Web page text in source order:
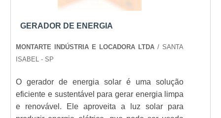
equipamento ideal até a manutenção preventiva e
tenham acesso a tecnologia de ponta e serviços
personalizados que atendam suas necessidades
GERADOR DE ENERGIA
MONTARTE INDÚSTRIA E LOCADORA LTDA/ SANTA
ISABEL - SP
O gerador de energia solar é uma solução
eficiente e sustentável para gerar energia limpa
e renovável. Ele aproveita a luz solar para